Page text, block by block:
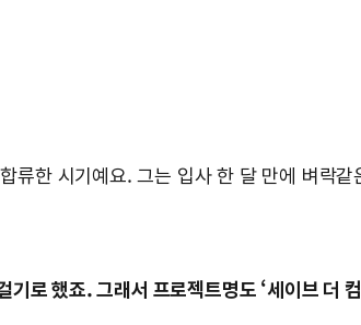
한 시기예요. 그는 입사 한 달 만에 벼락
로 했죠. 그래서 프로젝트명도 ‘세이브 더